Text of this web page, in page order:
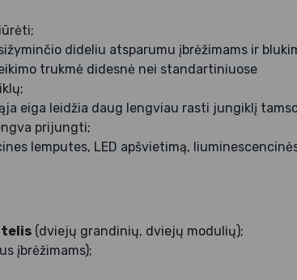
dideliu atsparumu įbrėžimams ir
trukmė didesnė nei standartiniuose
eiga leidžia daug lengviau rasti jungiklį
prijungti;
lemputes, LED apšvietimą,
(dviejų grandinių, dviejų modulių);
įbrėžimams);